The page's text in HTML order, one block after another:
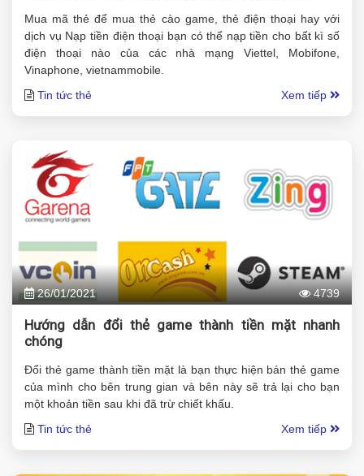
Mua mã thẻ để mua thẻ cào game, thẻ điện thoại hay với
dịch vụ Nạp tiền điện thoại bạn có thể nạp tiền cho bất kì số
điện thoại nào của các nhà mạng Viettel, Mobifone,
Vinaphone, vietnammobile.
Tin tức thẻ
Xem tiếp
26/01/2021 4739
Hướng dẫn đổi thẻ game thành tiền mặt nhanh
chóng
Đổi thẻ game thành tiền mặt là bạn thực hiện bán thẻ game
của mình cho bên trung gian và bên này sẽ trả lại cho bạn
một khoản tiền sau khi đã trừ chiết khấu.
Tin tức thẻ
Xem tiếp